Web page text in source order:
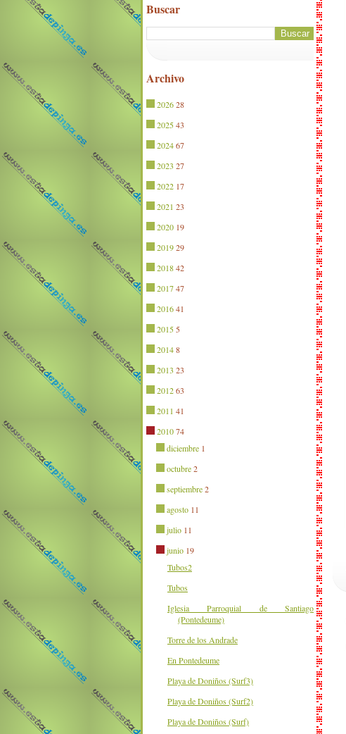
Buscar
Archivo
202628
202543
202467
2023 27
2022 17
2021 23
2020 19
201929
201842
201747
201641
2015 5
20148
2013 23
201263
2011 41
201074
diciembre 1
octubre 2
septiembre 2
agosto 11
julio 11
junio 19
Tubos2
Tubos
Iglesia Parroquial de Santiago
(Pontedeume)
Torre de los Andrade
En Pontedeume
Playa de Doniños (Surf3)
Playa de Doniños (Surf2)
Playa de Doniños (Surf)